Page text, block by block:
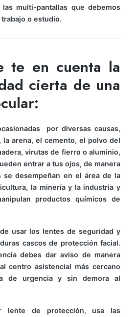
multi-pantallas que debemos
o estudio.
te en cuenta la
cierta de una
por diversas causas,
arena, el cemento, el polvo del
virutas de fierro o aluminio,
entrar a tus ojos, de manera
se desempeñan en el área de la
la minería y la industria y
productos químicos de
usar los lentes de seguridad y
cascos de protección facial.
debes dar aviso de manera
centro asistencial más cercano
de urgencia y sin demora al
lente de protección, usa las